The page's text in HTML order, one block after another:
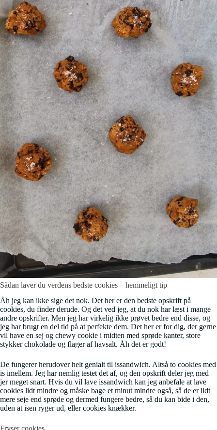
Sådan laver du verdens bedste cookies – hemmeligt tip
Åh jeg kan ikke sige det nok. Det her er den bedste opskrift på
cookies, du finder derude. Og det ved jeg, at du nok har læst i mange
andre opskrifter. Men jeg har virkelig ikke prøvet bedre end disse, og
jeg har brugt en del tid på at perfekte dem. Det her er for dig, der gerne
vil have en sej og chewy cookie i midten med sprøde kanter, store
stykker chokolade og flager af havsalt. Åh det er godt!
De fungerer herudover helt genialt til issandwich. Altså to cookies med
is imellem. Jeg har nemlig testet det af, og den opskrift deler jeg med
jer meget snart. Hvis du vil lave issandwich kan jeg anbefale at lave
cookies lidt mindre og måske bage et minut mindre også, så de er lidt
mere seje end sprøde og dermed fungere bedre, så du kan bide i den,
uden at isen ryger ud, eller cookies knækker.